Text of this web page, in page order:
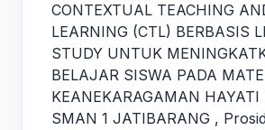
CONTEXTUAL TEACHING
LEARNING (CTL) BERBASIS
STUDY UNTUK
BELAJAR SISWA PADA
KEANEKARAGAMAN HAYATI
SMAN 1 JATIBARANG ,